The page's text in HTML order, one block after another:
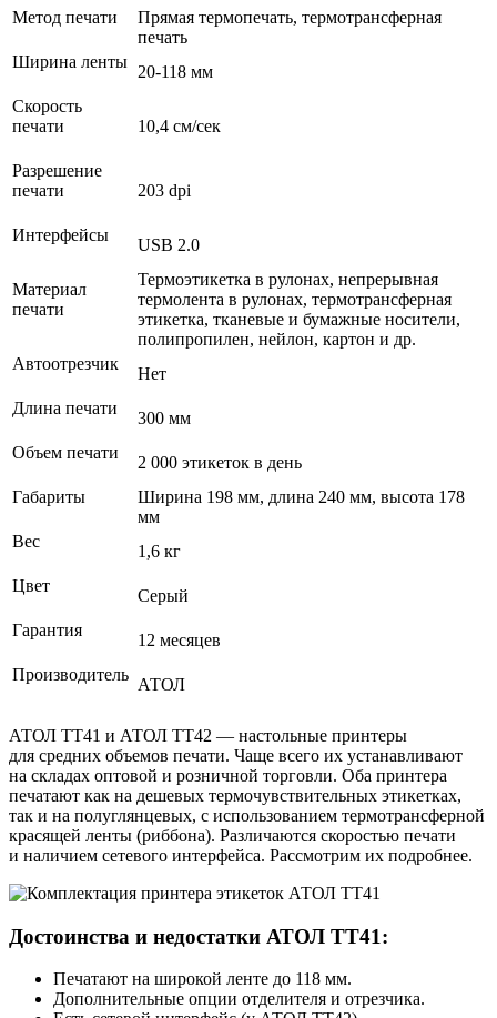
Метод печати
Прямая термопечать, термотрансферная
печать
Ширина ленты
20-118 мм
Скорость
печати
10,4 см/сек
Разрешение
печати
203 dpi
Интерфейсы
USB 2.0
Материал
печати
Термоэтикетка в рулонах, непрерывная
термолента в рулонах, термотрансферная
этикетка, тканевые и бумажные носители,
полипропилен, нейлон, картон и др.
Автоотрезчик
Нет
Длина печати
300 мм
Объем печати
2 000 этикеток в день
Габариты
Ширина 198 мм, длина 240 мм, высота 178
мм
Вес
1,6 кг
Цвет
Серый
Гарантия
12 месяцев
Производитель
АТОЛ
АТОЛ ТТ41 и АТОЛ ТТ42 — настольные принтеры
для средних объемов печати. Чаще всего их устанавливают
на складах оптовой и розничной торговли. Оба принтера
печатают как на дешевых термочувствительных этикетках,
так и на полуглянцевых, с использованием термотрансферной
красящей ленты (риббона). Различаются скоростью печати
и наличием сетевого интерфейса. Рассмотрим их подробнее.
Достоинства и недостатки АТОЛ ТТ41:
Печатают на широкой ленте до 118 мм.
Дополнительные опции отделителя и отрезчика.